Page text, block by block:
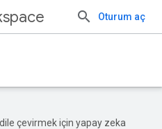
Oturum aç
çevirmek için yapay zeka